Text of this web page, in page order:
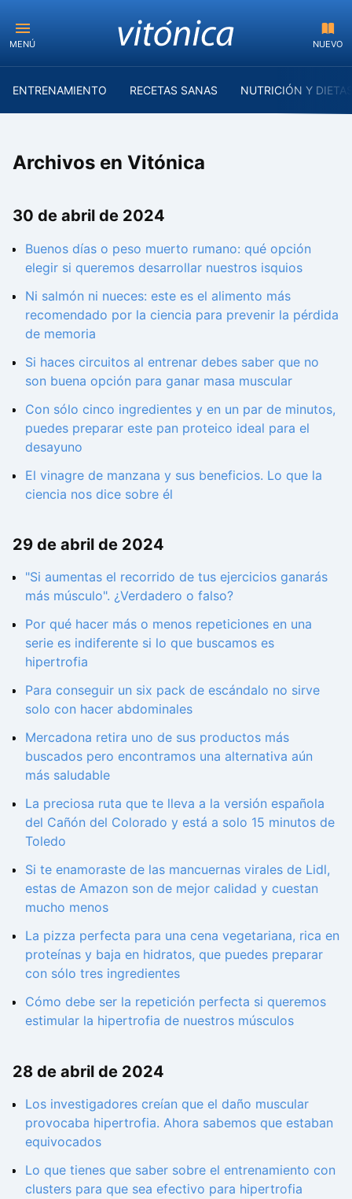
MENÚ NUEVO
ENTRENAMIENTO RECETAS SANAS NUTRICIÓN Y
Archivos en Vitónica
30 de abril de 2024
Buenos días o peso muerto rumano: qué opción
elegir si queremos desarrollar nuestros isquios
Ni salmón ni nueces: este es el alimento más
recomendado por la ciencia para prevenir la pérdida
de memoria
Si haces circuitos al entrenar debes saber que no
son buena opción para ganar masa muscular
Con sólo cinco ingredientes y en un par de minutos,
puedes preparar este pan proteico ideal para el
desayuno
El vinagre de manzana y sus beneficios. Lo que la
ciencia nos dice sobre él
29 de abril de 2024
"Si aumentas el recorrido de tus ejercicios ganarás
más músculo". ¿Verdadero o falso?
Por qué hacer más o menos repeticiones en una
serie es indiferente si lo que buscamos es
hipertrofia
Para conseguir un six pack de escándalo no sirve
solo con hacer abdominales
Mercadona retira uno de sus productos más
buscados pero encontramos una alternativa aún
más saludable
La preciosa ruta que te lleva a la versión española
del Cañón del Colorado y está a solo 15 minutos de
Toledo
Si te enamoraste de las mancuernas virales de Lidl,
estas de Amazon son de mejor calidad y cuestan
mucho menos
La pizza perfecta para una cena vegetariana, rica en
proteínas y baja en hidratos, que puedes preparar
con sólo tres ingredientes
Cómo debe ser la repetición perfecta si queremos
estimular la hipertrofia de nuestros músculos
28 de abril de 2024
Los investigadores creían que el daño muscular
provocaba hipertrofia. Ahora sabemos que estaban
equivocados
Lo que tienes que saber sobre el entrenamiento con
clusters para que sea efectivo para hipertrofia